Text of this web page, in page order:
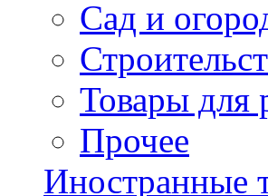
Сад и
Товары для
Прочее
Иностранные